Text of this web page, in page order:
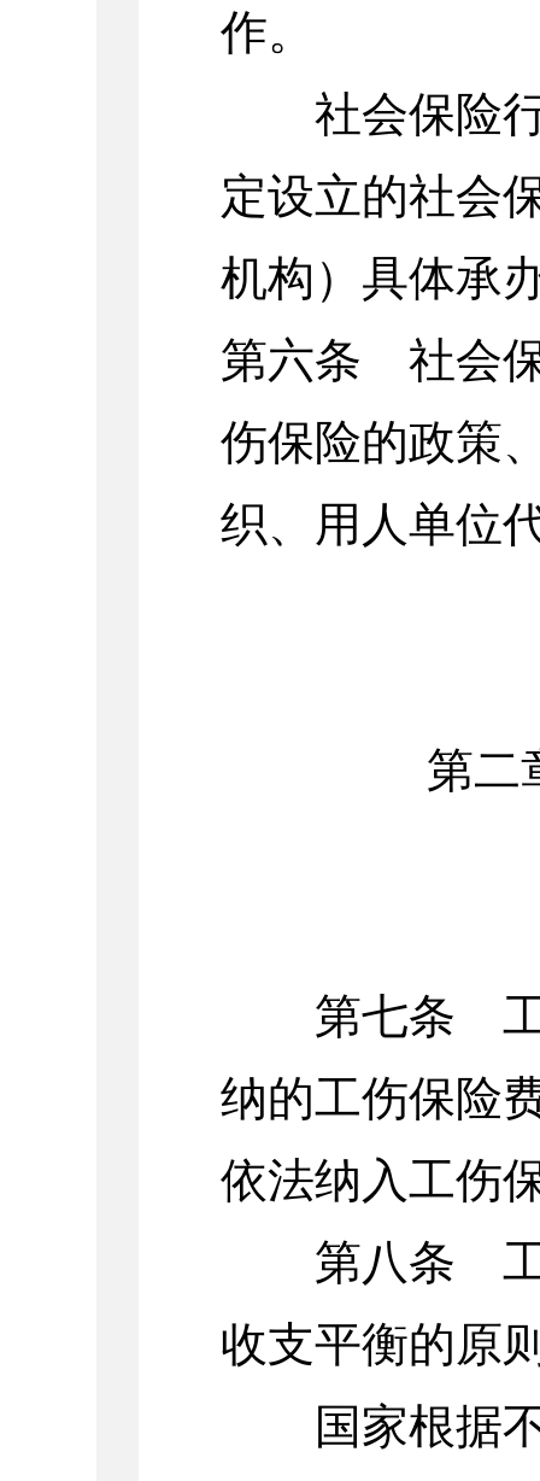
作。
社会保险行
定设立的社会
机构）具体承
第六条 社会
伤保险的政策
织、用人单位
第
第七条 工
纳的工伤保险
依法纳入工伤
第八条 工
收支平衡的原
国家根据不